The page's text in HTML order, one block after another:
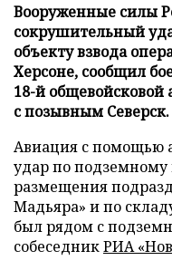
Вооруженные силы
сокрушительный
объекту взвода
Херсоне, сообщил
18-й
с позывным Северск.
Авиация с помощью
удар по
размещения
Мадьяра» и по
был рядом с
собеседникРИА